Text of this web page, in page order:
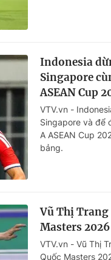
Indonesia
Singapore
ASEAN Cup
VTV.vn -
Singapore và để
A ASEAN Cup
bảng.
Vũ Thị Trang
Masters 2026
VTV.vn - Vũ Thị
Quốc Masters